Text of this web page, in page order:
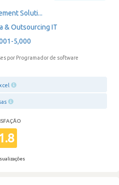
Soluti...
·
& Outsourcing IT
·
5,000
por Programador de software